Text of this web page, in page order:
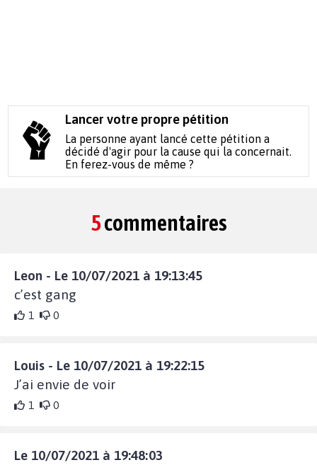
Lancer votre propre pétition
La personne ayant lancé cette pétition a
décidé d'agir pour la cause qui la concernait.
En ferez-vous de même ?
5commentaires
Leon - Le 10/07/2021 à 19:13:45
c’est gang
1 0
Louis - Le 10/07/2021 à 19:22:15
J’ai envie de voir
1 0
Le 10/07/2021 à 19:48:03